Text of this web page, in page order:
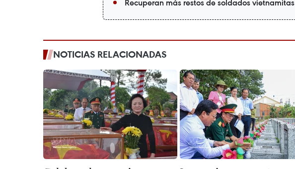
Recuperan más restos de soldados
NOTICIAS RELACIONADAS